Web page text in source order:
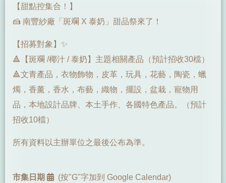
【甜點控集合！】
🍰 南豐紗廠「斑斕 X 泰奶」甜品祭來了！
【招募對象】✨
🔺【斑斕 /椰汁 / 泰奶】主題相關產品（預計招收30檔）
🔺文青產品，衣物飾物，皮革，玩具，花藝，陶瓷，蠟
燭，香薰，香水，布藝，織物，擺設，盆栽，寵物用
品，本地設計品牌、本土手作、各國特色產品。（預計
招收10檔）
所有資料以主辦單位之最後公布為準。
市集日期 (按"G"字加到 Google Calendar)